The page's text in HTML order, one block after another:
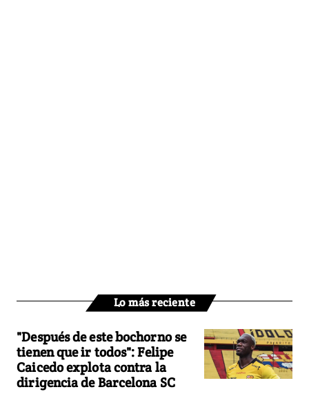
Lo más reciente
"Después de este bochorno se
tienen que ir todos": Felipe
Caicedo explota contra la
dirigencia de Barcelona SC